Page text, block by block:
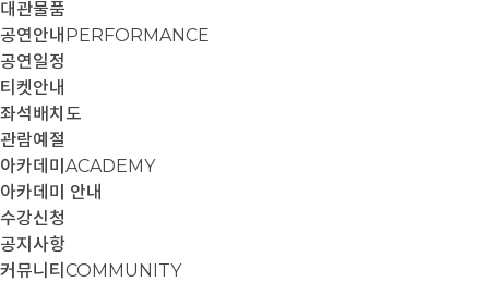
대관물품
공연안내 PERFORMANCE
공연일정
티켓안내
좌석배치도
관람예절
아카데미 ACADEMY
아카데미 안내
수강신청
공지사항
커뮤니티 COMMUNITY